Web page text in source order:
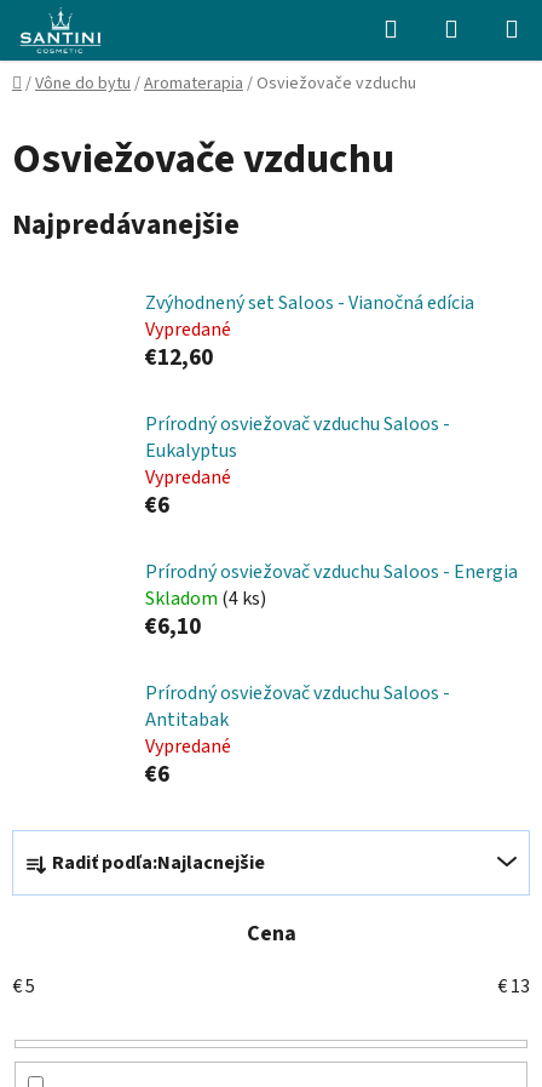
Prejsť
obsah
Hľadať
KOŠÍK
Domov
/Vône do bytu/Aromaterapia/ Osviežovače vzduchu
Osviežovače vzduchu
Najpredávanejšie
Zvýhodnený set Saloos - Vianočná edícia
Vypredané
€12,60
Prírodný osviežovač vzduchu Saloos -
Eukalyptus
Vypredané
€6
Prírodný osviežovač vzduchu Saloos - Energia
Skladom (4 ks)
€6,10
Prírodný osviežovač vzduchu Saloos -
Antitabak
Vypredané
€6
R
d
n
i
e
p
Radiť podľa:Najlacnejšie
Cena
€5 €13